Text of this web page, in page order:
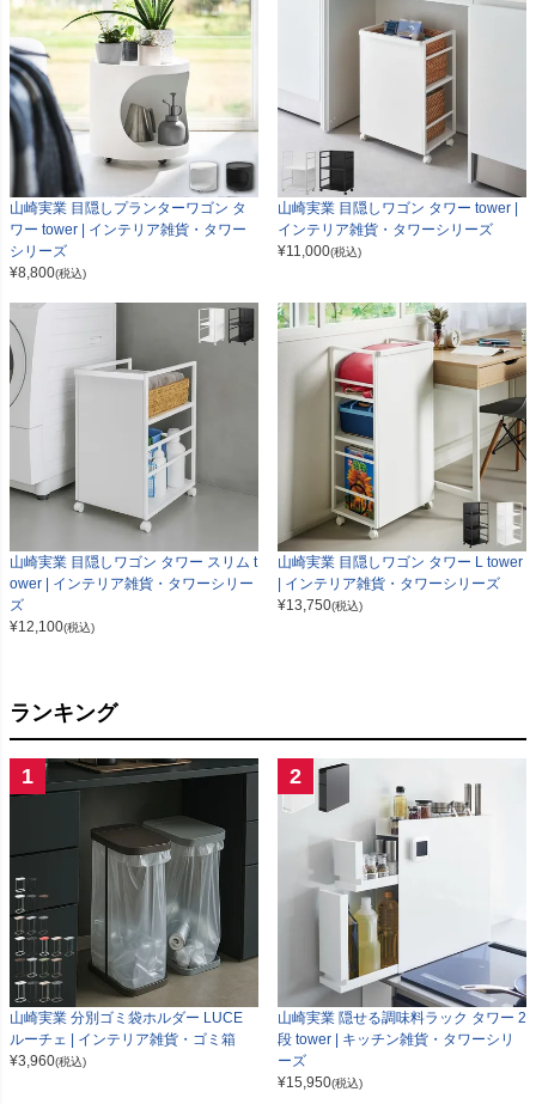
山崎実業 目隠しプランターワゴン タ
ワー tower | インテリア雑貨・タワー
シリーズ
¥8,800(税込)
山崎実業 目隠しワゴン タワー tower |
インテリア雑貨・タワーシリーズ
¥11,000(税込)
山崎実業 目隠しワゴン タワー スリム t
ower | インテリア雑貨・タワーシリー
ズ
¥12,100(税込)
山崎実業 目隠しワゴン タワー L tower
| インテリア雑貨・タワーシリーズ
¥13,750(税込)
ランキング
1
山崎実業 分別ゴミ袋ホルダー LUCE
ルーチェ | インテリア雑貨・ゴミ箱
¥3,960(税込)
2
山崎実業 隠せる調味料ラック タワー 2
段 tower | キッチン雑貨・タワーシリ
ーズ
¥15,950(税込)